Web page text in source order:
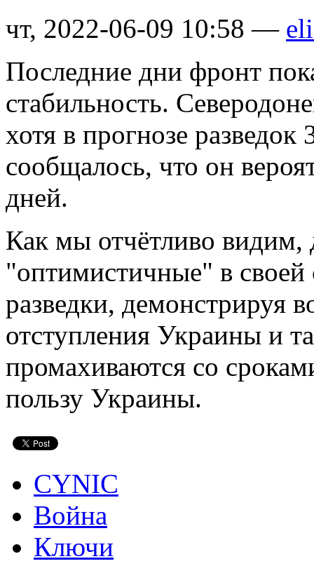
чт, 2022-06-09 10:58 —
Последние дни фронт
стабильность.
хотя в прогнозе
сообщалось, что он
дней.
Как мы отчётливо видим,
"оптимистичные" в своей
разведки, демонстрируя
отступления Украины и
промахиваются со
пользу Украины.
CYNIC
Война
Ключи